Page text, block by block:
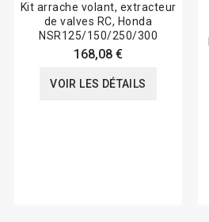
Kit arrache volant, extracteur
de valves RC, Honda
NSR125/150/250/300
168,08 €
VOIR LES DÉTAILS